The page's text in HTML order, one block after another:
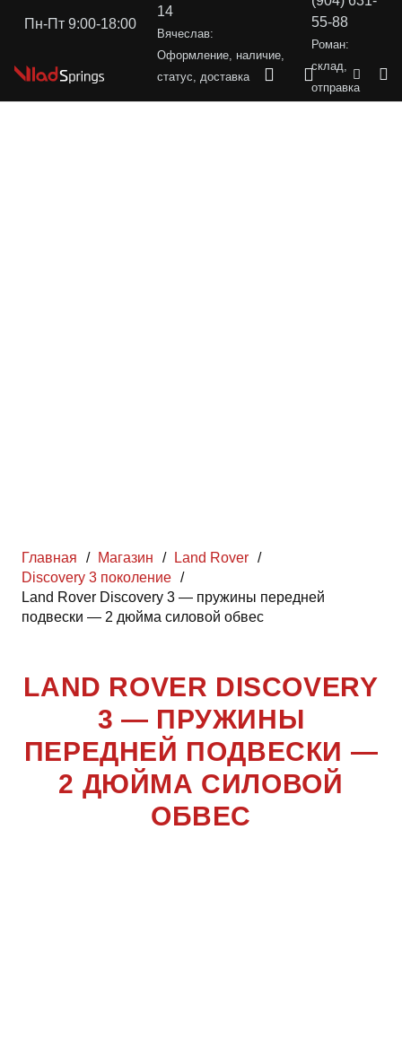
Пн-Пт 9:00-18:00
14
Вячеслав:
Оформление, наличие,
статус, доставка
55-88
Роман:
склад,
отправка
Главная / Магазин / Land Rover /
Discovery 3 поколение /
Land Rover Discovery 3 — пружины передней
подвески — 2 дюйма силовой обвес
LAND ROVER DISCOVERY
3 — ПРУЖИНЫ
ПЕРЕДНЕЙ ПОДВЕСКИ —
2 ДЮЙМА СИЛОВОЙ
ОБВЕС